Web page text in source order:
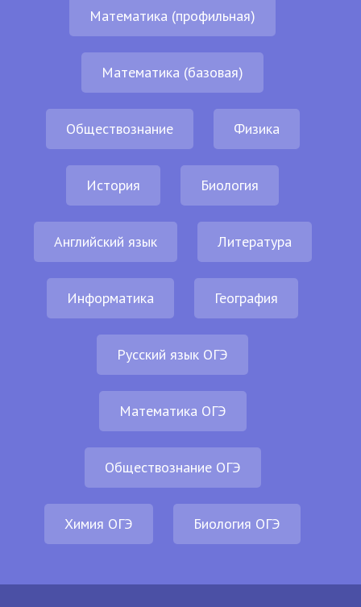
Математика (профильная)
Математика (базовая)
Обществознание Физика
История Биология
Английский язык Литература
Информатика География
Русский язык ОГЭ
Математика ОГЭ
Обществознание ОГЭ
Химия ОГЭ Биология ОГЭ